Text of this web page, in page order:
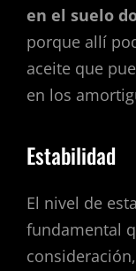
en el suelo
porque allí
aceite que
en los
Estabilidad
El nivel de
fundamental